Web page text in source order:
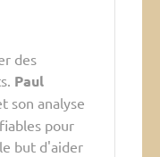
des
Paul
son analyse
pour
but d'aider